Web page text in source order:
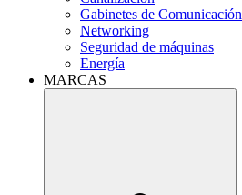
Gabinetes de Comunicación
Networking
Seguridad de máquinas
Energía
MARCAS